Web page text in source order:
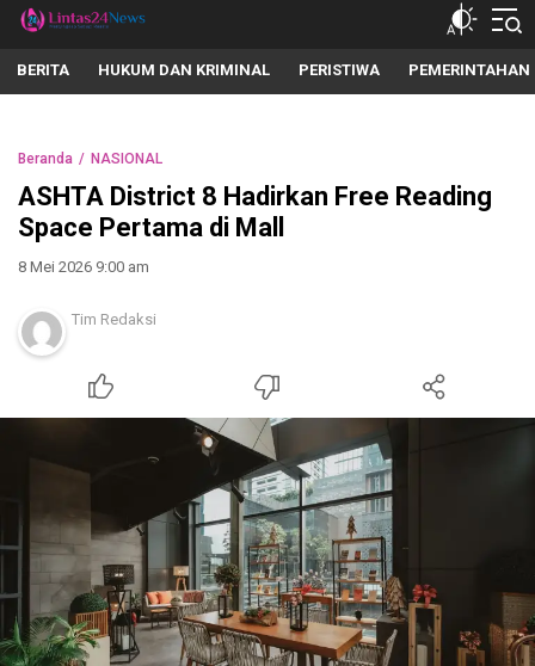
lintas24news.com
Menyingkap Setiap Realita
BERITA HUKUM DAN KRIMINAL PERISTIWA PEMERINTAHAN
Beranda NASIONAL
ASHTA District 8 Hadirkan Free Reading
Space Pertama di Mall
8 Mei 2026 9:00 am
Tim Redaksi